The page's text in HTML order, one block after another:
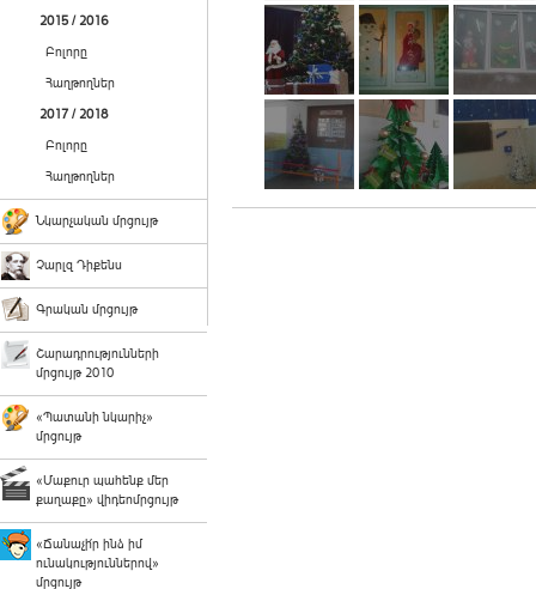
2015 / 2016
Բոլորը
Հաղթողներ
2017 / 2018
Բոլորը
Հաղթողներ
Նկարչական մրցույթ
Չարլզ Դիքենս
Գրական մրցույթ
Շարադրությունների
մրցույթ 2010
«Պատանի նկարիչ»
մրցույթ
«Մաքուր պահենք մեր
քաղաքը» վիդեոմրցույթ
«Ճանաչի՛ր ինձ իմ
ունակություններով»
մրցույթ